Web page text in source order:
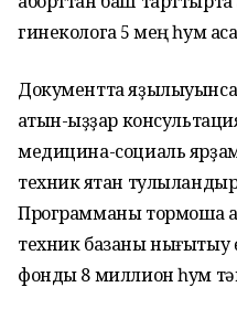
гинекологҡа 5 мең һум
Документта
ҡатын-ҡыҙҙар
медицина-социаль
техник яҡтан
Программаны тормошҡа
техник базаны
фонды 8 миллион һум